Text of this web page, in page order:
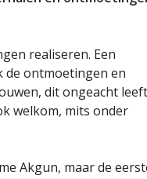
realiseren. Een
de ontmoetingen en
dit ongeacht
welkom, mits onder
Akgun, maar de